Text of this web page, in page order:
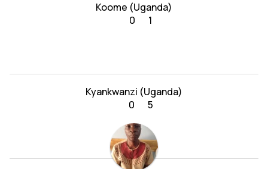
Koome (Uganda)
0
1
Kyankwanzi (Uganda)
0
5